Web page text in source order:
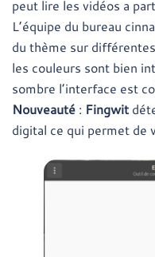
peut lire les vidéos a
L’équipe du bureau
du thème sur
les couleurs sont bien
sombre l’interface est
Nouveauté : Fingwit
digital ce qui permet de